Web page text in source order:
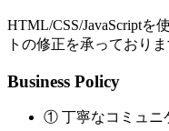
HTML/CSS/JavaScriptを
トの修正を承っておりま
Business Policy
① 丁寧なコミュニ